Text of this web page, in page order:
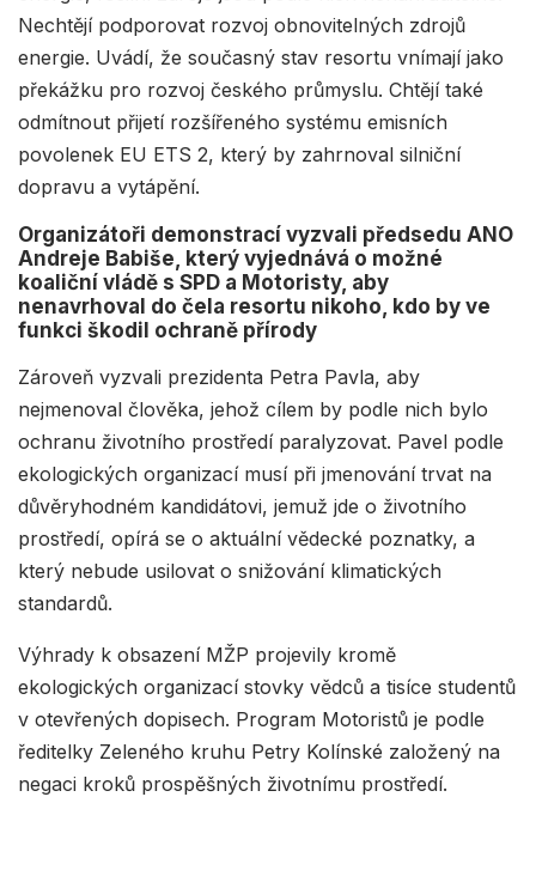
Nechtějí podporovat rozvoj obnovitelných zdrojů
energie. Uvádí, že současný stav resortu vnímají jako
překážku pro rozvoj českého průmyslu. Chtějí také
odmítnout přijetí rozšířeného systému emisních
povolenek EU ETS 2, který by zahrnoval silniční
dopravu a vytápění.
Organizátoři demonstrací vyzvali předsedu ANO
Andreje Babiše, který vyjednává o možné
koaliční vládě s SPD a Motoristy, aby
nenavrhoval do čela resortu nikoho, kdo by ve
funkci škodil ochraně přírody
Zároveň vyzvali prezidenta Petra Pavla, aby
nejmenoval člověka, jehož cílem by podle nich bylo
ochranu životního prostředí paralyzovat. Pavel podle
ekologických organizací musí při jmenování trvat na
důvěryhodném kandidátovi, jemuž jde o životního
prostředí, opírá se o aktuální vědecké poznatky, a
který nebude usilovat o snižování klimatických
standardů.
Výhrady k obsazení MŽP projevily kromě
ekologických organizací stovky vědců a tisíce studentů
v otevřených dopisech. Program Motoristů je podle
ředitelky Zeleného kruhu Petry Kolínské založený na
negaci kroků prospěšných životnímu prostředí.